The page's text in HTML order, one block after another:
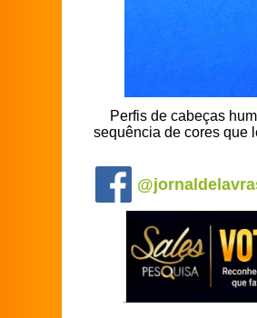
Perfis de cabeças
sequência de cores que